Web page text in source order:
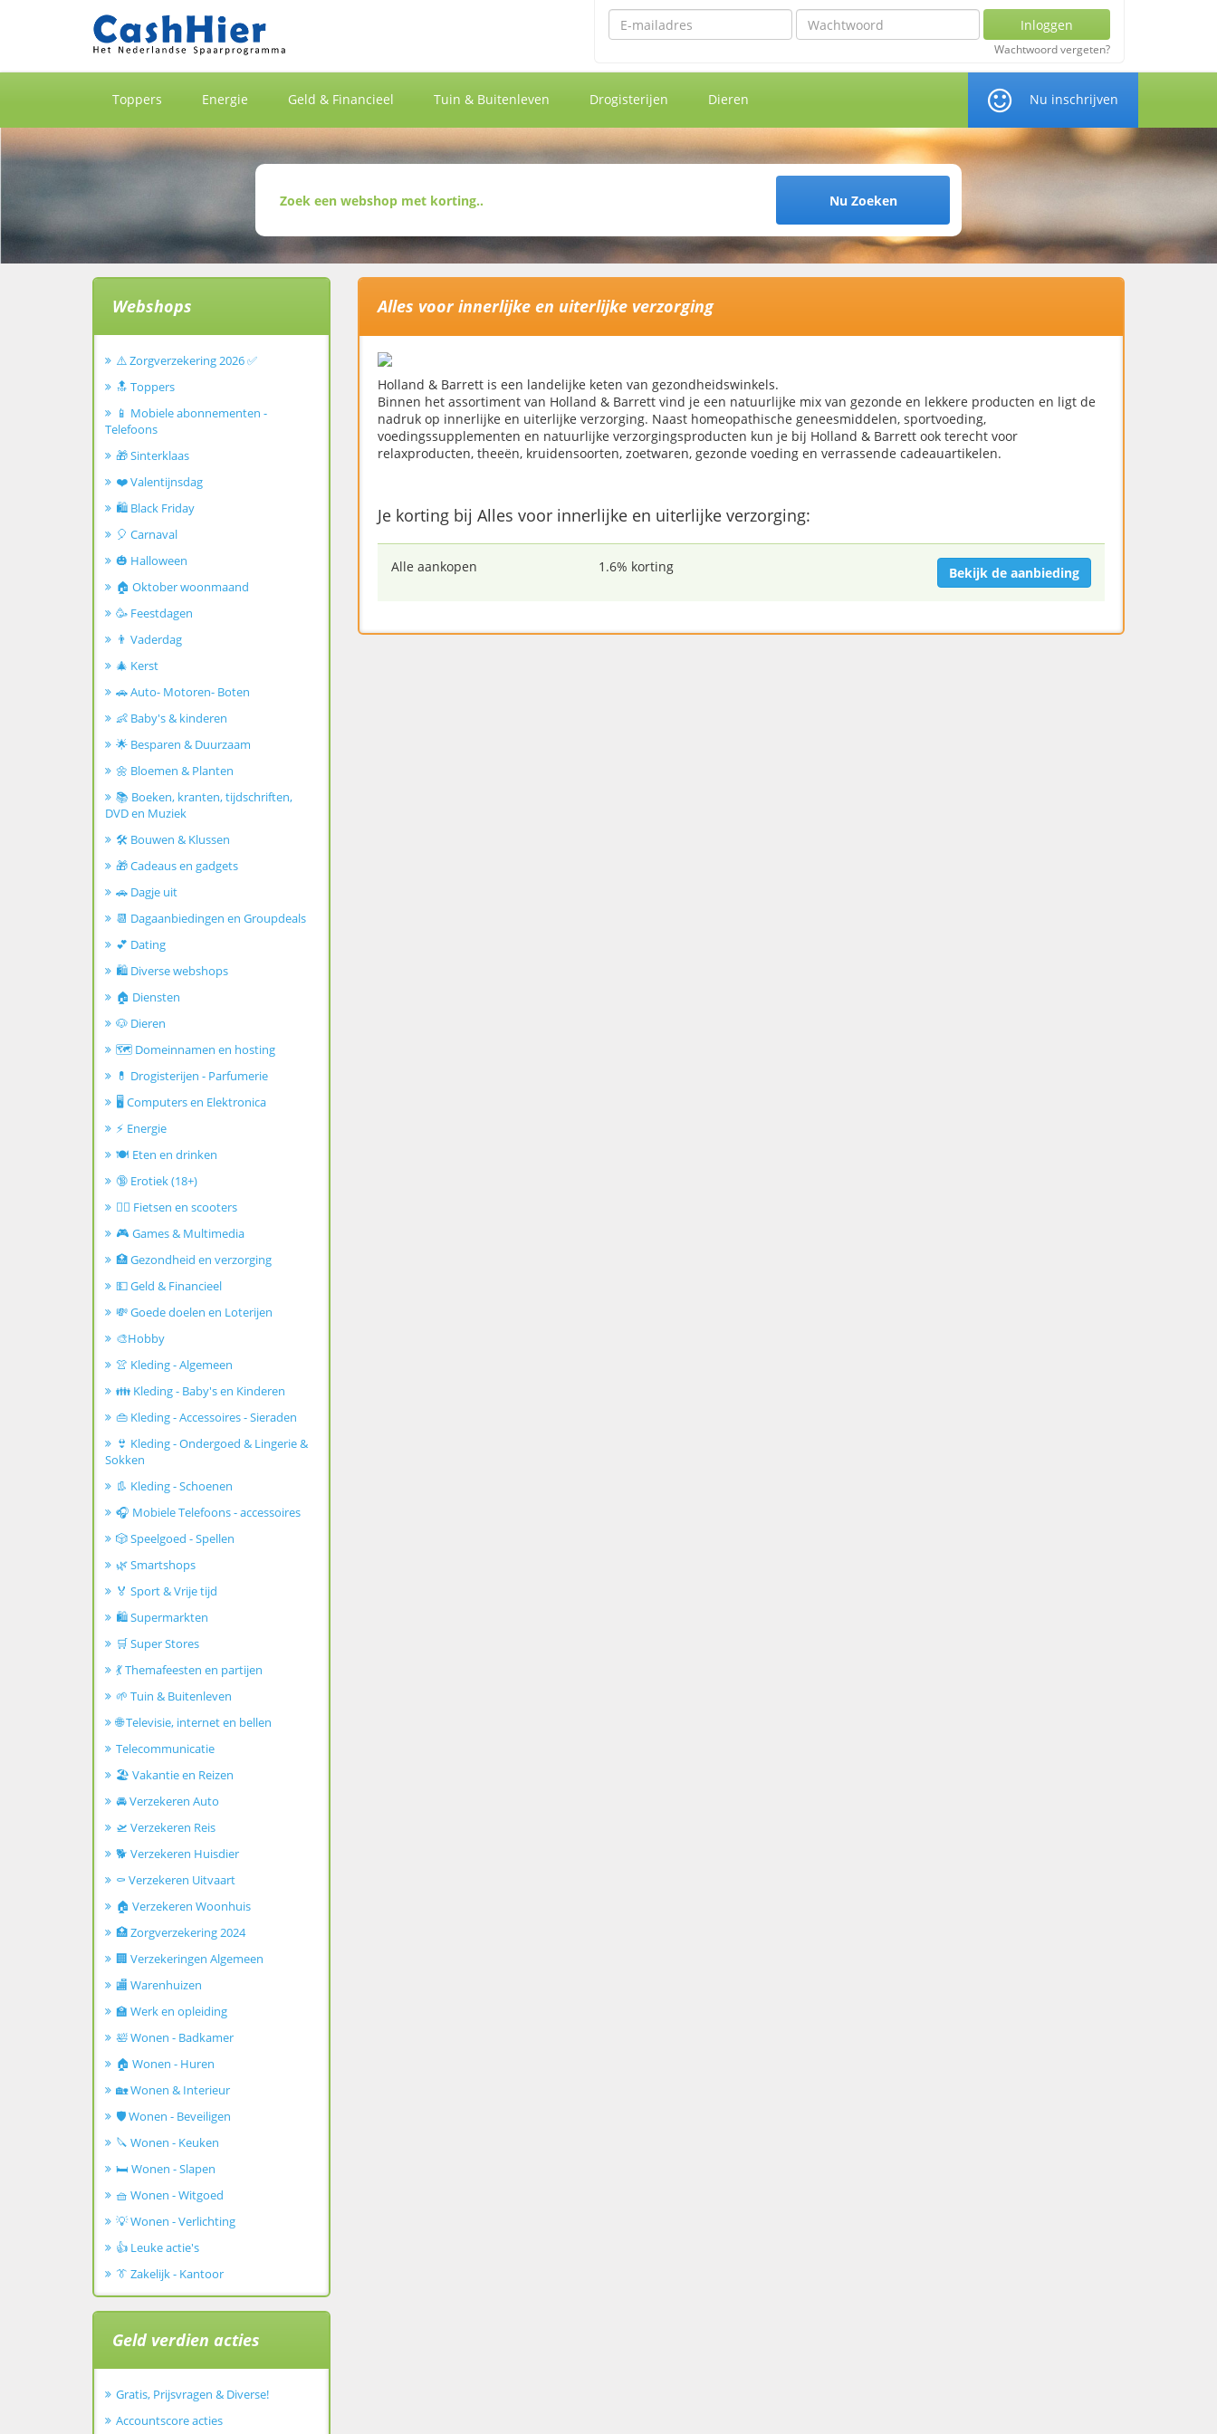
Emailadres Wachtwoord Inloggen
Wachtwoord vergeten?
Toppers Energie Geld & Financieel Tuin & Buitenleven Drogisterijen Dieren Nu inschrijven
Nu Zoeken
Alles voor innerlijke en uiterlijke verzorging
Holland & Barrett is een landelijke keten van gezondheidswinkels.
Binnen het assortiment van Holland & Barrett vind je een natuurlijke mix van gezonde en lekkere producten en ligt de
nadruk op innerlijke en uiterlijke verzorging. Naast homeopathische geneesmiddelen, sportvoeding,
voedingssupplementen en natuurlijke verzorgingsproducten kun je bij Holland & Barrett ook terecht voor
relaxproducten, theeën, kruidensoorten, zoetwaren, gezonde voeding en verrassende cadeauartikelen.
Je korting bij Alles voor innerlijke en uiterlijke verzorging:
Alle aankopen 1.6% korting Bekijk de aanbieding
Webshops
⚠️ Zorgverzekering 2026 ✅
🔝 Toppers
📱 Mobiele abonnementen -
Telefoons
🎁 Sinterklaas
❤️ Valentijnsdag
🛍️ Black Friday
🎈 Carnaval
🎃 Halloween
🏠 Oktober woonmaand
🥳 Feestdagen
👨 Vaderdag
🎄 Kerst
🚗 Auto- Motoren- Boten
👶 Baby's & kinderen
🌟 Besparen & Duurzaam
🌼 Bloemen & Planten
📚 Boeken, kranten, tijdschriften,
DVD en Muziek
🛠️ Bouwen & Klussen
🎁 Cadeaus en gadgets
🚗 Dagje uit
📆 Dagaanbiedingen en Groupdeals
💕 Dating
🛍️ Diverse webshops
🏠 Diensten
🐶 Dieren
🗺️ Domeinnamen en hosting
💊 Drogisterijen - Parfumerie
🖥️ Computers en Elektronica
⚡ Energie
🍽️ Eten en drinken
🔞 Erotiek (18+)
🚴‍♂️ Fietsen en scooters
🎮 Games & Multimedia
🏥 Gezondheid en verzorging
💵 Geld & Financieel
💸 Goede doelen en Loterijen
🎨Hobby
👚 Kleding - Algemeen
👪 Kleding - Baby's en Kinderen
👜 Kleding - Accessoires - Sieraden
👙 Kleding - Ondergoed & Lingerie &
Sokken
👢 Kleding - Schoenen
🎧 Mobiele Telefoons - accessoires
🎲 Speelgoed - Spellen
🌿 Smartshops
🏅 Sport & Vrije tijd
🛍️ Supermarkten
🛒 Super Stores
💃 Themafeesten en partijen
🌱 Tuin & Buitenleven
🌐 Televisie, internet en bellen
Telecommunicatie
🏖️ Vakantie en Reizen
🚘 Verzekeren Auto
🛫 Verzekeren Reis
🐕 Verzekeren Huisdier
⚰️ Verzekeren Uitvaart
🏠 Verzekeren Woonhuis
🏥 Zorgverzekering 2024
🏢 Verzekeringen Algemeen
🏬 Warenhuizen
🏫 Werk en opleiding
🛀 Wonen - Badkamer
🏠 Wonen - Huren
🏡 Wonen & Interieur
🛡️ Wonen - Beveiligen
🔪 Wonen - Keuken
🛏️ Wonen - Slapen
🧺 Wonen - Witgoed
💡 Wonen - Verlichting
👍 Leuke actie's
👔 Zakelijk - Kantoor
Geld verdien acties
Gratis, Prijsvragen & Diverse!
Accountscore acties